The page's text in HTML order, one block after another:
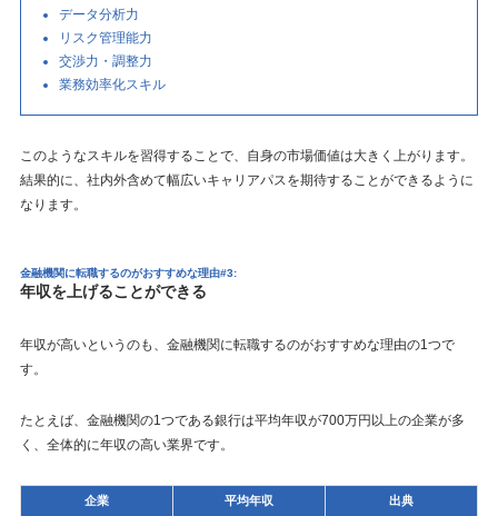
データ分析力
リスク管理能力
交渉力・調整力
業務効率化スキル
このようなスキルを習得することで、自身の市場価値は大きく上がります。
結果的に、社内外含めて幅広いキャリアパスを期待することができるように
なります。
金融機関に転職するのがおすすめな理由#3:
年収を上げることができる
年収が高いというのも、金融機関に転職するのがおすすめな理由の1つで
す。
たとえば、金融機関の1つである銀行は平均年収が700万円以上の企業が多
く、全体的に年収の高い業界です。
企業 平均年収 出典